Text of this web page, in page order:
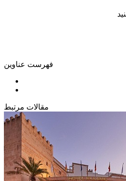
فهرست عناوین
مقالات مرتبط